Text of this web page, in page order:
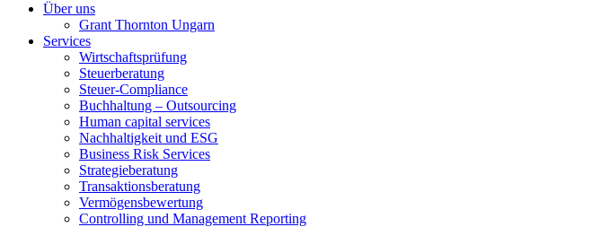
Über uns
Grant Thornton Ungarn
Services
Wirtschaftsprüfung
Steuerberatung
Steuer-Compliance
Buchhaltung – Outsourcing
Human capital services
Nachhaltigkeit und ESG
Business Risk Services
Strategieberatung
Transaktionsberatung
Vermögensbewertung
Controlling und Management Reporting